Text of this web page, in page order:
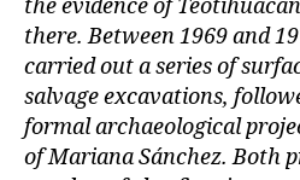
the evidence of
there. Between 1969 and
carried out a series of
salvage excavations,
formal archaeological
of Mariana Sánchez. Both